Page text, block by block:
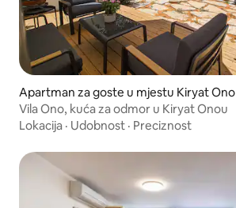
Apartman za goste u mjestu Kiryat Ono
Vila Ono, kuća za odmor u Kiryat Onou
Lokacija · Udobnost · Preciznost